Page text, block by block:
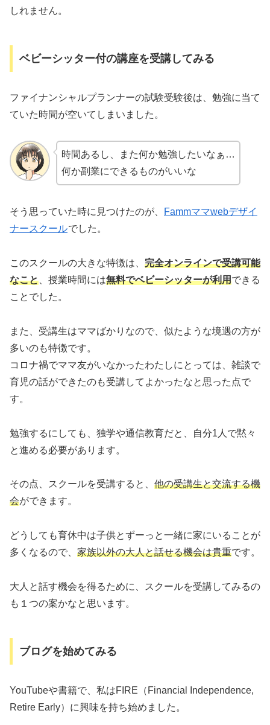
しれません。
ベビーシッター付の講座を受講してみる
ファイナンシャルプランナーの試験受験後は、勉強に当て
ていた時間が空いてしまいました。
時間あるし、また何か勉強したいなぁ…
何か副業にできるものがいいな
そう思っていた時に見つけたのが、
Fammママwebデザイ
ナースクールでした。
このスクールの大きな特徴は、 完全オンラインで受講可能
なこと 、授業時間には無料でベビーシッターが利用できる
ことでした。
また、受講生はママばかりなので、似たような境遇の方が
多いのも特徴です。
コロナ禍でママ友がいなかったわたしにとっては、雑談で
育児の話ができたのも受講してよかったなと思った点で
す。
勉強するにしても、独学や通信教育だと、自分1人で黙々
と進める必要があります。
その点、スクールを受講すると、 他の受講生と交流する機
会ができます。
どうしても育休中は子供とずーっと一緒に家にいることが
多くなるので、 家族以外の大人と話せる機会は貴重です。
大人と話す機会を得るために、スクールを受講してみるの
も１つの案かなと思います。
ブログを始めてみる
YouTubeや書籍で、私はFIRE（Financial Independence,
Retire Early）に興味を持ち始めました。